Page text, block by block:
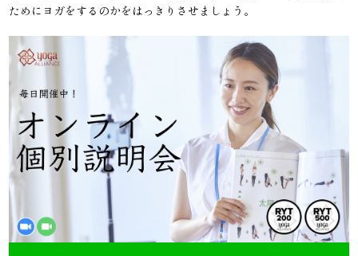
ためにヨガをするのかをはっきりさせましょう。